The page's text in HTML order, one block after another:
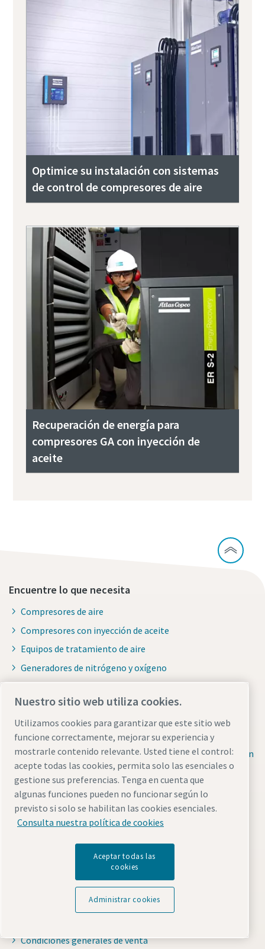
Optimice su instalación con sistemas
de control de compresores de aire
Recuperación de energía para
compresores GA con inyección de
aceite
Encuentre lo que necesita
Compresores de aire
Compresores con inyección de aceite
Equipos de tratamiento de aire
Generadores de nitrógeno y oxígeno
Repuestos y servicio
Hojas de datos de seguridad
Consulte la información de seguridad sobre el trabajo con
productos químicos
Contacte con nosotros
Atlas Copco Compresores
Avda. José Gárate, 3 - P.I. Coslada
28823 Coslada (Madrid)
Horario: L-V: 7:30-18:00 hs
Formulario de contacto
Condiciones generales de venta
Nuestro sitio web utiliza cookies.
Utilizamos cookies para garantizar que este sitio web
funcione correctamente, mejorar su experiencia y
mostrarle contenido relevante. Usted tiene el control:
acepte todas las cookies, permita solo las esenciales o
gestione sus preferencias. Tenga en cuenta que
algunas funciones pueden no funcionar según lo
previsto si solo se habilitan las cookies esenciales.
Consulta nuestra política de cookies
Aceptar todas las
cookies
Administrar cookies